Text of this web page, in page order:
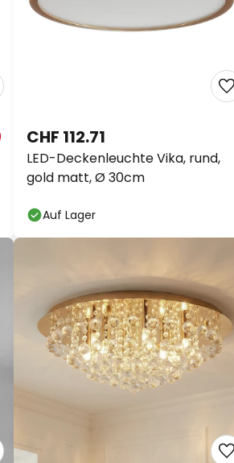
LED-Deckenleuchte Vika, rund,
gold matt, Ø 30cm
CHF 112.71
Auf Lager